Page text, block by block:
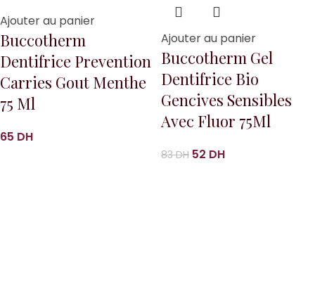
Ajouter au panier
Buccotherm
Dentifrice Prevention
Carries Gout Menthe
75 Ml
65 DH
Ajouter au panier
Buccotherm Gel
Dentifrice Bio
Gencives Sensibles
Avec Fluor 75Ml
83DH 52 DH